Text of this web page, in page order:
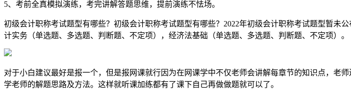
5、考前全真模拟演练，考完讲解答题思维，提前演练不怯场。
初级会计职称考试题型有哪些？初级会计职称考试题型有哪些？2022年初级会计职称考试题型暂未
计实务（单选题、多选题、判断题、不定项），经济法基础（单选题、多选题、判断题、不定项）。
对于小白建议最好是报一个，但是报网课就行因为在网课学中不仅老师会讲解每章节的知识点，老
学老师的解题思路及方法。这样就听课加练都有了课下自己再做做题就可以了。